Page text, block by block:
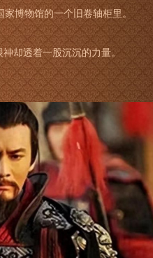
博物馆的一个旧卷轴柜里。
却透着一股沉沉的力量。